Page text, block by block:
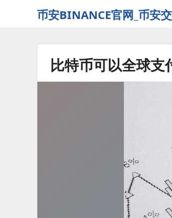
币安BINANCE官网_币安
比特币可以全球支